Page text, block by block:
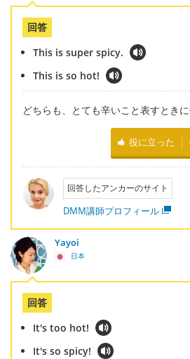
回答
This is super spicy.
This is so hot!
どちらも、とても辛いこと表すときに
役に立った
回答したアンカーのサイト
DMM講師プロフィール
Yayoi
日本
回答
It's too hot!
It's so spicy!